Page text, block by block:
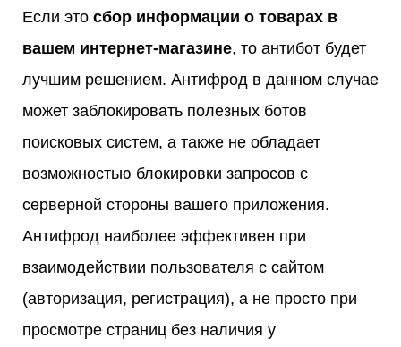
Если это сбор информации о товарах в
вашем интернет-магазине, то антибот будет
лучшим решением. Антифрод в данном случае
может заблокировать полезных ботов
поисковых систем, а также не обладает
возможностью блокировки запросов с
серверной стороны вашего приложения.
Антифрод наиболее эффективен при
взаимодействии пользователя с сайтом
(авторизация, регистрация), а не просто при
просмотре страниц без наличия у